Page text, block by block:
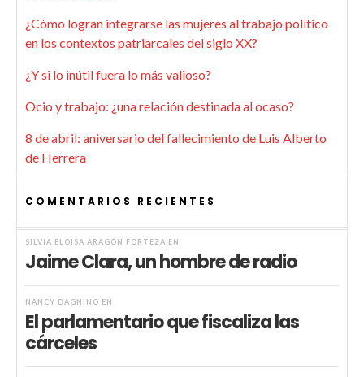
¿Cómo logran integrarse las mujeres al trabajo político
en los contextos patriarcales del siglo XX?
¿Y si lo inútil fuera lo más valioso?
Ocio y trabajo: ¿una relación destinada al ocaso?
8 de abril: aniversario del fallecimiento de Luis Alberto
de Herrera
COMENTARIOS RECIENTES
SILVIA ELOISA ARAGÓN FORTEZA EN
Jaime Clara, un hombre de radio
NANCY DAGNINO EN
El parlamentario que fiscaliza las
cárceles